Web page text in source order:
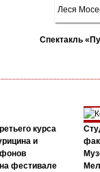
Спектакль
курса
и
фестивале